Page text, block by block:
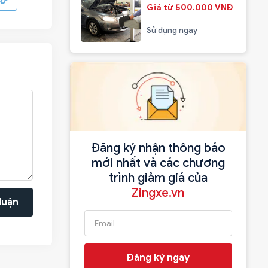
Giá từ 500.000 VNĐ
Sử dụng ngay
Đăng ký nhận thông báo
mới nhất và các chương
trình giảm giá của
Zingxe.vn
Đăng ký ngay